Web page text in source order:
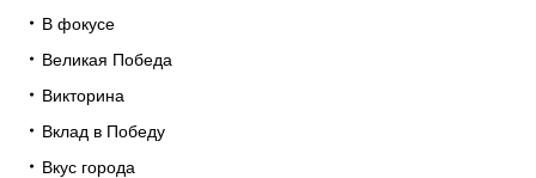
В фокусе
Великая Победа
Викторина
Вклад в Победу
Вкус города